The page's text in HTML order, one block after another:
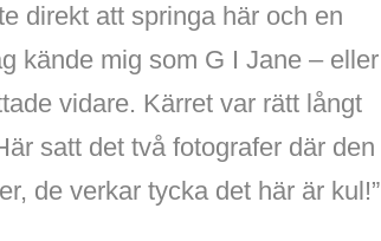
direkt att springa här och en
kände mig som G I Jane – eller
vidare. Kärret var rätt långt
satt det två fotografer där den
de verkar tycka det här är kul!”